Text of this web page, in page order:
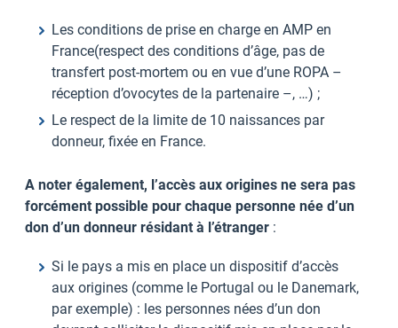
Les conditions de prise en charge en AMP en
France(respect des conditions d’âge, pas de
transfert post-mortem ou en vue d’une ROPA –
réception d’ovocytes de la partenaire –, …) ;
Le respect de la limite de 10 naissances par
donneur, fixée en France.
A noter également, l’accès aux origines ne sera pas
forcément possible pour chaque personne née d’un
don d’un donneur résidant à l’étranger :
Si le pays a mis en place un dispositif d’accès
aux origines (comme le Portugal ou le Danemark,
par exemple) : les personnes nées d’un don